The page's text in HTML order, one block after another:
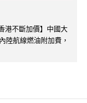
港不斷加價】中國大
陸航線燃油附加費，